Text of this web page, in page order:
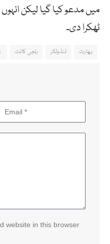
میں مدعو کیا گیا لیکن
ٹھکرا دی۔
بھارت ٹنڈولکر رنجی کانت
website in this browser